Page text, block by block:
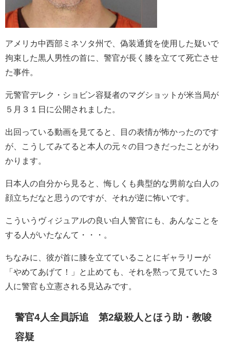
アメリカ中西部ミネソタ州で、偽装通貨を使用した疑いで
拘束した黒人男性の首に、警官が長く膝を立てて死亡させ
た事件。
元警官デレク・ショビン容疑者のマグショットが米当局が
５月３１日に公開されました。
出回っている動画を見てると、目の表情が怖かったのです
が、こうしてみてると本人の元々の目つきだったことがわ
かります。
日本人の自分から見ると、悔しくも典型的な男前な白人の
顔立ちだなと思うのですが、それが逆に怖いです。
こういうヴィジュアルの良い白人警官にも、あんなことを
する人がいたなんて・・・。
ちなみに、彼が首に膝を立てていることにギャラリーが
「やめてあげて！」と止めても、それを黙って見ていた３
人に警官も立憲される見込みです。
警官4人全員訴追 第2級殺人とほう助・教唆
容疑